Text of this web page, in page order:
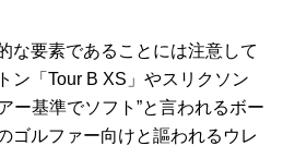
な要素であることには注意して
ン「Tour B XS」やスリクソン
ー基準でソフト”と言われるボー
ゴルファー向けと謳われるウレ